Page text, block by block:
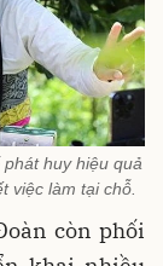
huy hiệu quả
việc làm tại chỗ.
còn phối